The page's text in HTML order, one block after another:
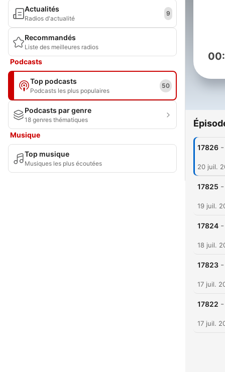
Actualités
Radios d'actualité
9
Recommandés
Liste des meilleures radios
Podcasts
Top podcasts
Podcasts les plus populaires
50
Podcasts par genre
18 genres thématiques
Musique
Top musique
Musiques les plus écoutées
17826 -
20 juil.
17825 -
19 juil.
17824 -
18 juil.
17823 -
17 juil.
17822 -
17 juil.